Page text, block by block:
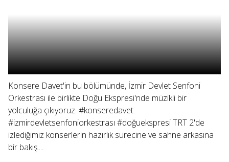
Konsere Davet'in bu bölümünde, İzmir Devlet Senfoni
Orkestrası ile birlikte Doğu Ekspresi'nde müzikli bir
yolculuğa çıkıyoruz. #konseredavet
#izmirdevletsenfoniorkestrası #doğuekspresi TRT 2'de
izlediğimiz konserlerin hazırlık sürecine ve sahne arkasına
bir bakış....